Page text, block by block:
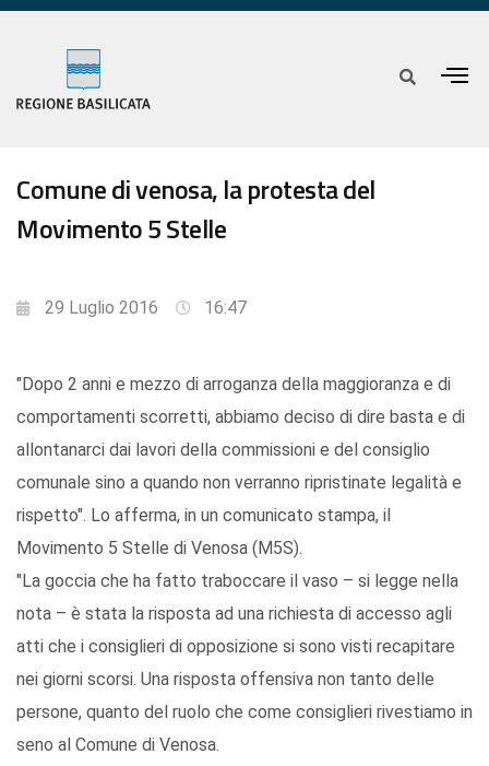
Comune di venosa, la protesta del
Movimento 5 Stelle
29 Luglio 2016 16:47
"Dopo 2 anni e mezzo di arroganza della maggioranza e di
comportamenti scorretti, abbiamo deciso di dire basta e di
allontanarci dai lavori della commissioni e del consiglio
comunale sino a quando non verranno ripristinate legalità e
rispetto". Lo afferma, in un comunicato stampa, il
Movimento 5 Stelle di Venosa (M5S).
"La goccia che ha fatto traboccare il vaso – si legge nella
nota – è stata la risposta ad una richiesta di accesso agli
atti che i consiglieri di opposizione si sono visti recapitare
nei giorni scorsi. Una risposta offensiva non tanto delle
persone, quanto del ruolo che come consiglieri rivestiamo in
seno al Comune di Venosa.